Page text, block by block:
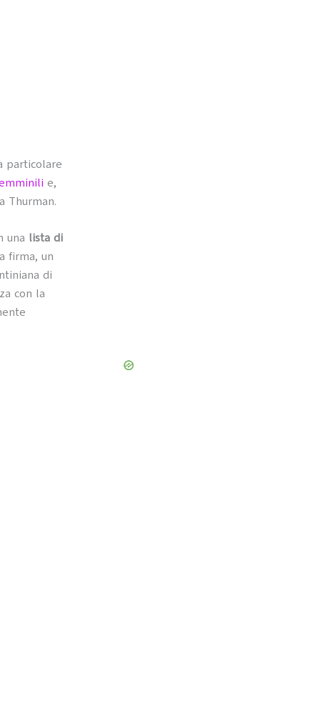
particolare
e,
Thurman.
una lista di
firma, un
di
con la